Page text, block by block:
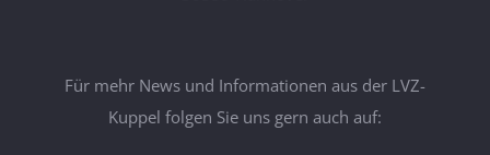
Für mehr News und Informationen aus der LVZ-
Kuppel folgen Sie uns gern auch auf: